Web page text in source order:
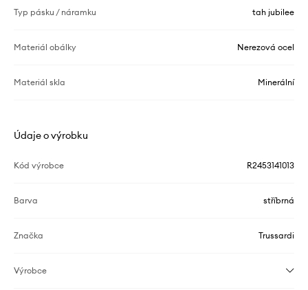
Typ pásku / náramku tah jubilee
Materiál obálky Nerezová ocel
Materiál skla Minerální
Údaje o výrobku
Kód výrobce R2453141013
Barva stříbrná
Značka Trussardi
Výrobce